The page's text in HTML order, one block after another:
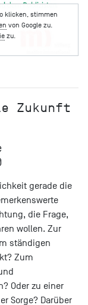
klicken, stimmen
von Google zu.
zu.
Zukunft
gerade die
die Frage,
wollen. Zur
ständigen
Zum
Oder zu einer
Sorge? Darüber